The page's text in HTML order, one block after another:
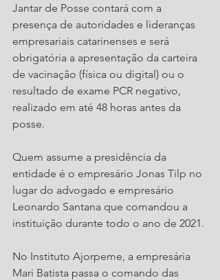
Jantar de Posse contará com a
presença de autoridades e lideranças
empresariais catarinenses e será
obrigatória a apresentação da carteira
de vacinação (física ou digital) ou o
resultado de exame PCR negativo,
realizado em até 48 horas antes da
posse.
Quem assume a presidência da
entidade é o empresário Jonas Tilp no
lugar do advogado e empresário
Leonardo Santana que comandou a
instituição durante todo o ano de 2021.
No Instituto Ajorpeme, a empresária
Mari Batista passa o comando das